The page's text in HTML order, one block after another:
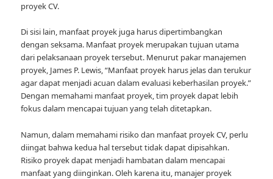
proyek CV.
Di sisi lain, manfaat proyek juga harus dipertimbangkan
dengan seksama. Manfaat proyek merupakan tujuan utama
dari pelaksanaan proyek tersebut. Menurut pakar manajemen
proyek, James P. Lewis, “Manfaat proyek harus jelas dan terukur
agar dapat menjadi acuan dalam evaluasi keberhasilan proyek.”
Dengan memahami manfaat proyek, tim proyek dapat lebih
fokus dalam mencapai tujuan yang telah ditetapkan.
Namun, dalam memahami risiko dan manfaat proyek CV, perlu
diingat bahwa kedua hal tersebut tidak dapat dipisahkan.
Risiko proyek dapat menjadi hambatan dalam mencapai
manfaat yang diinginkan. Oleh karena itu, manajer proyek